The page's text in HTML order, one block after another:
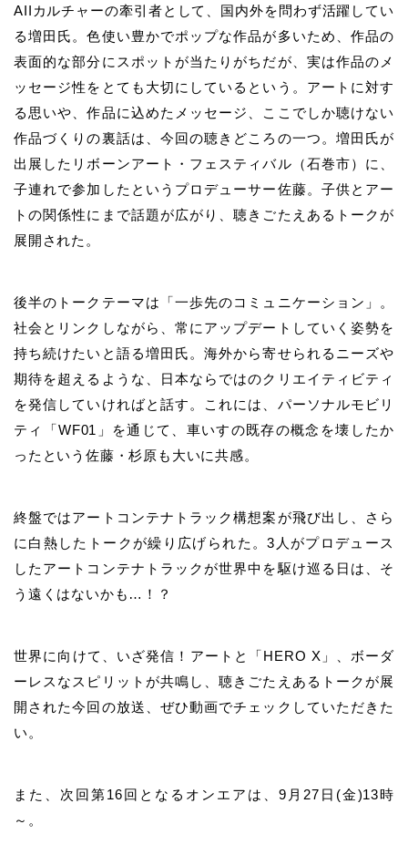
AIIカルチャーの牽引者として、国内外を問わず活躍してい
る増田氏。色使い豊かでポップな作品が多いため、作品の
表面的な部分にスポットが当たりがちだが、実は作品のメ
ッセージ性をとても大切にしているという。アートに対す
る思いや、作品に込めたメッセージ、ここでしか聴けない
作品づくりの裏話は、今回の聴きどころの一つ。増田氏が
出展したリボーンアート・フェスティバル（石巻市）に、
子連れで参加したというプロデューサー佐藤。子供とアー
トの関係性にまで話題が広がり、聴きごたえあるトークが
展開された。
後半のトークテーマは「一歩先のコミュニケーション」。
社会とリンクしながら、常にアップデートしていく姿勢を
持ち続けたいと語る増田氏。海外から寄せられるニーズや
期待を超えるような、日本ならではのクリエイティビティ
を発信していければと話す。これには、パーソナルモビリ
ティ「WF01」を通じて、車いすの既存の概念を壊したか
ったという佐藤・杉原も大いに共感。
終盤ではアートコンテナトラック構想案が飛び出し、さら
に白熱したトークが繰り広げられた。3人がプロデュース
したアートコンテナトラックが世界中を駆け巡る日は、そ
う遠くはないかも…！？
世界に向けて、いざ発信！アートと「HERO X」、ボーダ
ーレスなスピリットが共鳴し、聴きごたえあるトークが展
開された今回の放送、ぜひ動画でチェックしていただきた
い。
また、次回第16回となるオンエアは、9月27日(金)13時
～。